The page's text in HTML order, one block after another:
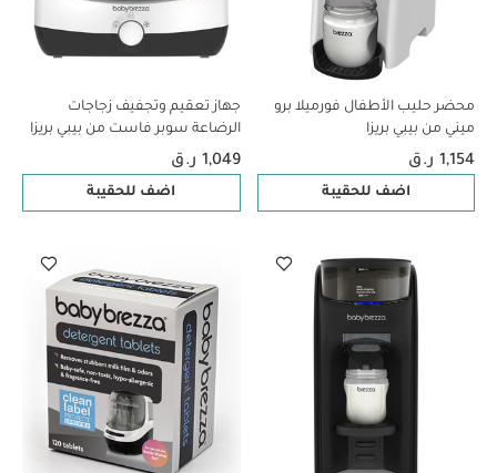
محضر حليب الأطفال فورميلا برو
ميني من بيبي بريزا
1,154 ر.ق
اضف للحقيبة
جهاز تعقيم وتجفيف زجاجات
الرضاعة سوبر فاست من بيبي بريزا
1,049 ر.ق
اضف للحقيبة